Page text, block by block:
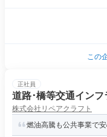
この
正社員
道路･橋等交通イン
株式会社リペアクラフト
燃油高騰も公共事業で